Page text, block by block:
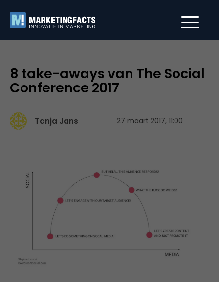
8 take-aways van The Social
Conference 2017
Tanja Jans 27 maart 2017, 11:00